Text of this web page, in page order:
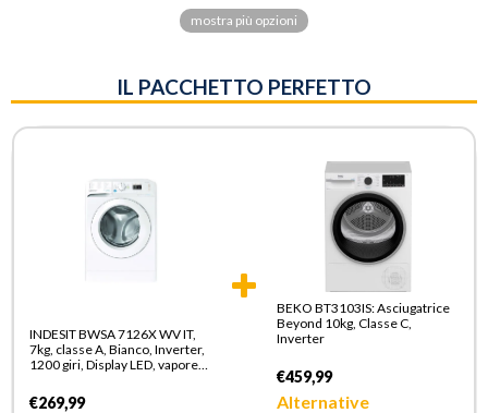
mostra più opzioni
IL PACCHETTO PERFETTO
INDESIT BWSA 7126X WV IT,
7kg, classe A, Bianco, Inverter,
1200 giri, Display LED, vapore,
€269,99
BEKO BT3103IS: Asciugatrice
Beyond 10kg, Classe C,
Inverter
€459,99
Alternative